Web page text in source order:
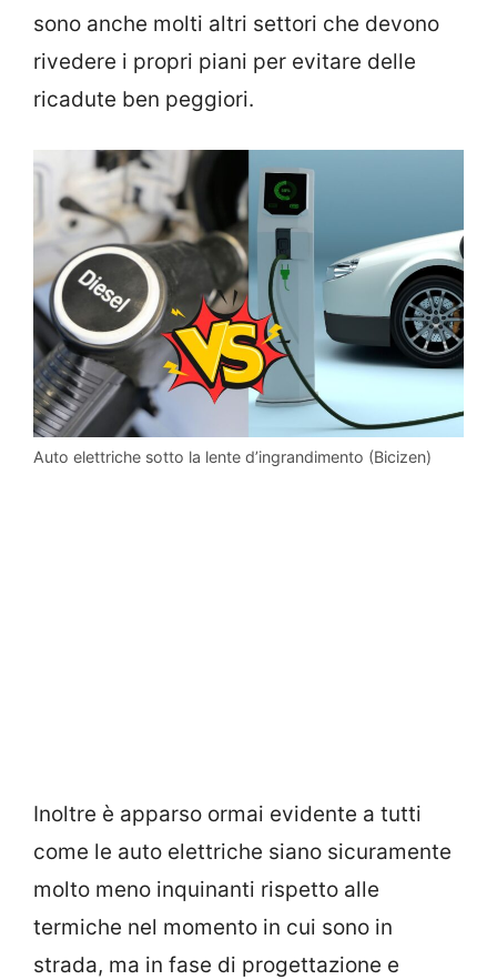
sono anche molti altri settori che devono
rivedere i propri piani per evitare delle
ricadute ben peggiori.
Auto elettriche sotto la lente d’ingrandimento (Bicizen)
Inoltre è apparso ormai evidente a tutti
come le auto elettriche siano sicuramente
molto meno inquinanti rispetto alle
termiche nel momento in cui sono in
strada, ma in fase di progettazione e